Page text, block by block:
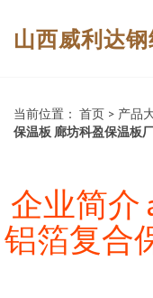
山西威利达
当前位置： 首页 > 产品
保温板 廊坊科盈保温板
企业简介
铝箔复合